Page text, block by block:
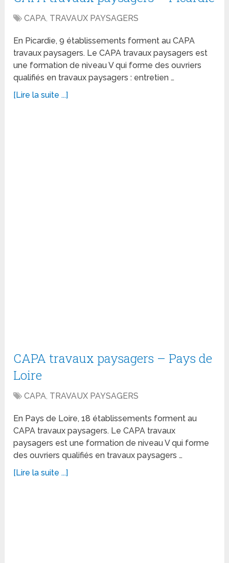
CAPA, TRAVAUX PAYSAGERS
En Picardie, 9 établissements forment au CAPA
travaux paysagers. Le CAPA travaux paysagers est
une formation de niveau V qui forme des ouvriers
qualifiés en travaux paysagers : entretien …
[Lire la suite ...]
CAPA travaux paysagers – Pays de
Loire
CAPA, TRAVAUX PAYSAGERS
En Pays de Loire, 18 établissements forment au
CAPA travaux paysagers. Le CAPA travaux
paysagers est une formation de niveau V qui forme
des ouvriers qualifiés en travaux paysagers …
[Lire la suite ...]